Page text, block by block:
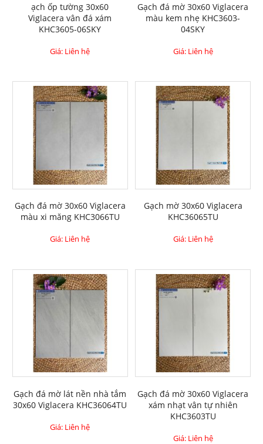
ạch ốp tường 30x60
Viglacera vân đá xám
KHC3605-06SKY
Giá: Liên hệ
Gạch đá mờ 30x60 Viglacera
màu kem nhẹ KHC3603-
04SKY
Giá: Liên hệ
Gạch đá mờ 30x60 Viglacera
màu xi măng KHC3066TU
Giá: Liên hệ
Gạch mờ 30x60 Viglacera
KHC36065TU
Giá: Liên hệ
Gạch đá mờ lát nền nhà tắm
30x60 Viglacera KHC36064TU
Giá: Liên hệ
Gạch đá mờ 30x60 Viglacera
xám nhạt vân tự nhiên
KHC3603TU
Giá: Liên hệ